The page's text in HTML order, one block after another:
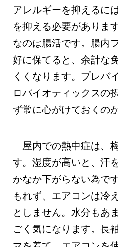
アレルギーを抑えるに
を抑える必要がありま
なのは腸活です。腸内
好に保てると、余計な
くくなります。プレバ
ロバイオティックスの
ず常に心がけておくの
屋内での熱中症は、
す。湿度が高いと、汗
かなか下がらない為で
もれず、エアコンは冷
としません。水分もあ
ごく気になります。長